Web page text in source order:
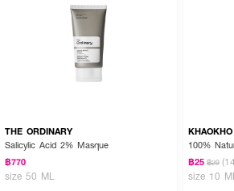
Radiance Refining Mask
ในปริมาณที่พอเหมาะ จ
· โดยหลีกเลี่ยงการทาผลิตภัณฑ์ทิ้งไว้ 5 นาทีในขณะ
THE ORDINARY
Salicylic Acid 2% Masque
฿770
size 50 ML
100%
฿25 ฿29
size 10 ML